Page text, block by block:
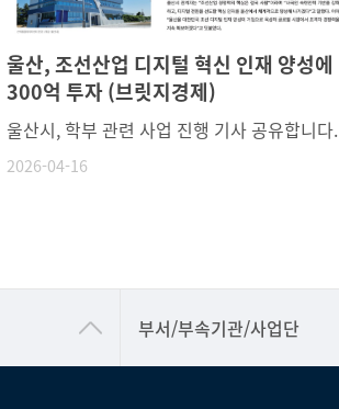
울산, 조선산업 디지털 혁신 인재 양성에
300억 투자 (브릿지경제)
2026-04-16
울산시, 학부 관련 사업 진행 기사 공유합니다.
부서/부속기관/사업단